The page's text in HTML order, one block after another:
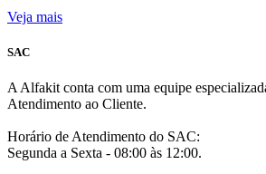
Veja mais
SAC
A Alfakit conta com uma equipe
Atendimento ao Cliente.
Horário de Atendimento do SAC:
Segunda a Sexta - 08:00 às 12:00.